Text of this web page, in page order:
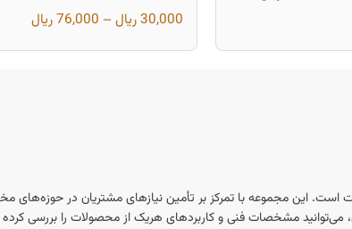
30,000ریال –
76,000ریال
است. این مجموعه با تمرکز بر تأمین نیازهای مشتریان در حوزه‌های
می‌توانید مشخصات فنی و کاربردهای هریک از محصولات را بررسی کرده